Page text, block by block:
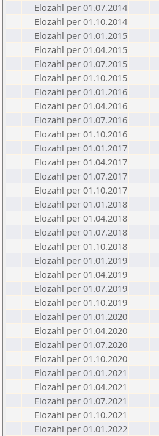
Elozahl per 01.07.2014
Elozahl per 01.10.2014
Elozahl per 01.01.2015
Elozahl per 01.04.2015
Elozahl per 01.07.2015
Elozahl per 01.10.2015
Elozahl per 01.01.2016
Elozahl per 01.04.2016
Elozahl per 01.07.2016
Elozahl per 01.10.2016
Elozahl per 01.01.2017
Elozahl per 01.04.2017
Elozahl per 01.07.2017
Elozahl per 01.10.2017
Elozahl per 01.01.2018
Elozahl per 01.04.2018
Elozahl per 01.07.2018
Elozahl per 01.10.2018
Elozahl per 01.01.2019
Elozahl per 01.04.2019
Elozahl per 01.07.2019
Elozahl per 01.10.2019
Elozahl per 01.01.2020
Elozahl per 01.04.2020
Elozahl per 01.07.2020
Elozahl per 01.10.2020
Elozahl per 01.01.2021
Elozahl per 01.04.2021
Elozahl per 01.07.2021
Elozahl per 01.10.2021
Elozahl per 01.01.2022